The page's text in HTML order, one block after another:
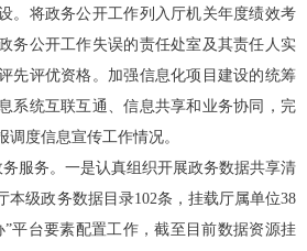
。将政务公开工作列入厅机关年度绩效考
务公开工作失误的责任处室及其责任人实
先评优资格。加强信息化项目建设的统筹
系统互联互通、信息共享和业务协同， 完
度信息宣传工作情况。
服务。 一是认真组织开展政务数据共享清
本级政务数据目录102条，挂载厅属单位38
平台要素配置工作，截至目前数据资源挂